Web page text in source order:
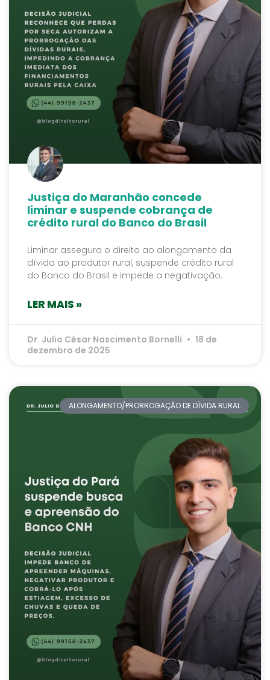
Justiça do Maranhão concede
liminar e suspende cobrança de
crédito rural do Banco do Brasil
Liminar assegura o direito ao alongamento da
dívida ao produtor rural, suspende crédito rural
do Banco do Brasil e impede a negativação.
LER MAIS »
Dr. Julio César Nascimento Bornelli
18 de
dezembro de 2025
ALONGAMENTO/PRORROGAÇÃO DE DÍVIDA RURAL